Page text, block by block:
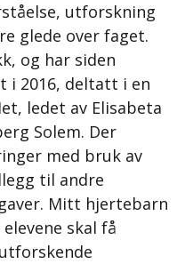
utforskning
glede over faget.
og har siden
i 2016, deltatt i en
ledet av Elisabeta
Solem. Der
med bruk av
til andre
Mitt hjertebarn
skal få